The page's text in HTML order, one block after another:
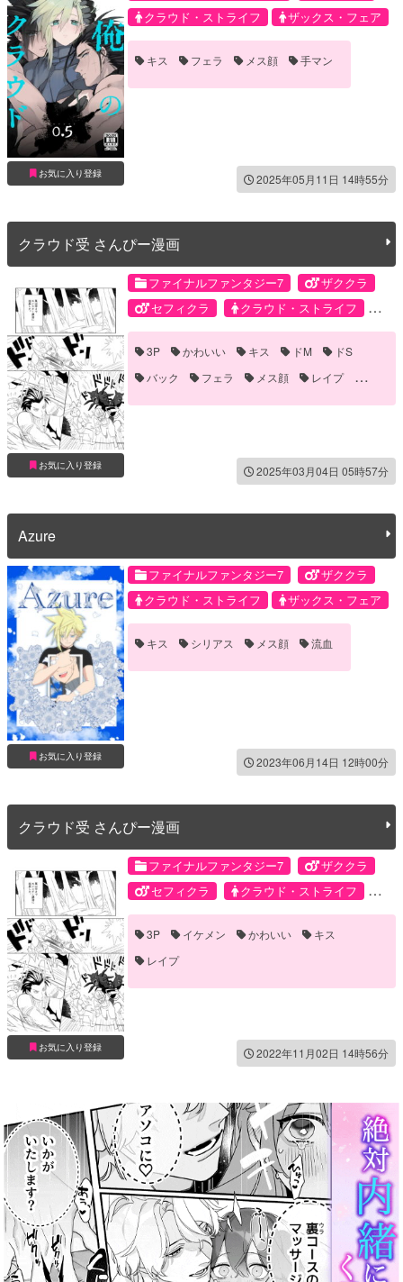
お気に入り登録
クラウド・ストライフ
ザックス・フェア
キス フェラ メス顔 手マン
2025年05月11日 14時55分
クラウド受 さんぴー漫画
お気に入り登録
ファイナルファンタジー7
ザククラ
セフィクラ
クラウド・ストライフ
ザックス・フェア
セフィロス
3P かわいい キス ドM
ドS
バック
フェラ メス顔
レイプ
中出し
乱暴 口内射精
媚薬・催眠
騎乗位
2025年03月04日 05時57分
Azure
お気に入り登録
ファイナルファンタジー7
ザククラ
クラウド・ストライフ
ザックス・フェア
キス シリアス メス顔 流血
2023年06月14日 12時00分
クラウド受 さんぴー漫画
お気に入り登録
ファイナルファンタジー7
ザククラ
セフィクラ
クラウド・ストライフ
ザックス・フェア
セフィロス
3P イケメン かわいい
キス
レイプ
2022年11月02日 14時56分